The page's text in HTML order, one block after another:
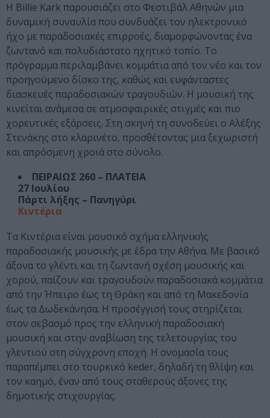
Η Billie Kark παρουσιάζει στο Φεστιβάλ Αθηνών μια
δυναμική συναυλία που συνδυάζει τον ηλεκτρονικό
ήχο με παραδοσιακές επιρροές, διαμορφώνοντας ένα
ζωντανό και πολυδιάστατο ηχητικό τοπίο. Το
πρόγραμμα περιλαμβάνει κομμάτια από τον νέο και τον
προηγούμενο δίσκο της, καθώς και ευφάνταστες
διασκευές παραδοσιακών τραγουδιών. Η μουσική της
κινείται ανάμεσα σε ατμοσφαιρικές στιγμές και πιο
χορευτικές εξάρσεις. Στη σκηνή τη συνοδεύει ο Αλέξης
Στενάκης στο κλαρινέτο, προσθέτοντας μια ξεχωριστή
και απρόσμενη χροιά στο σύνολο.
ΠΕΙΡΑΙΩΣ 260 – ΠΛΑΤΕΙΑ
27 Ιουλίου
Πάρτι λήξης – Πανηγύρι
Κιντέρια
Τα Κιντέρια είναι μουσικό σχήμα ελληνικής
παραδοσιακής μουσικής με έδρα την Αθήνα. Με βασικό
άξονα το γλέντι και τη ζωντανή σχέση μουσικής και
χορού, παίζουν και τραγουδούν παραδοσιακά κομμάτια
από την Ήπειρο έως τη Θράκη και από τη Μακεδονία
έως τα Δωδεκάνησα. Η προσέγγισή τους στηρίζεται
στον σεβασμό προς την ελληνική παραδοσιακή
μουσική και στην αναβίωση της τελετουργίας του
γλεντιού στη σύγχρονη εποχή. Η ονομασία τους
παραπέμπει στο τουρκικό keder, δηλαδή τη θλίψη και
τον καημό, έναν από τους σταθερούς άξονες της
δημοτικής στιχουργίας.